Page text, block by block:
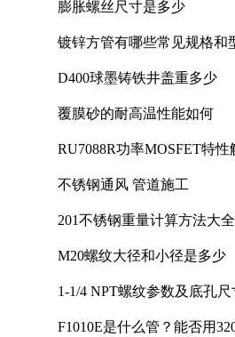
膨胀螺丝尺寸是多少
镀锌方管有哪些常见规格和
D400球墨铸铁井盖重多少
覆膜砂的耐高温性能如何
RU7088R功率MOSFET特
不锈钢通风 管道施工
201不锈钢重量计算方法大全
M20螺纹大径和小径是多少
1-1/4 NPT螺纹参数及底孔
F1010E是什么管？能否用